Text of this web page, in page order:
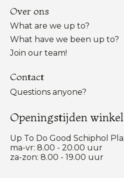
Over ons
What are we up to?
What have we been up to?
Join our team!
Contact
Questions anyone?
Openingstijden winkel
Up To Do Good Schiphol
ma-vr: 8.00 - 20.00 uur
za-zon: 8.00 - 19.00 uur